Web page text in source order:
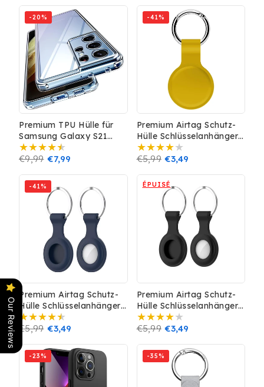
-20%
Premium TPU Hülle für
Samsung Galaxy S21
Ultra Silikon Transparent
Case Tasche
Prix
habituel
€9,99 Prix
promotionnel
€7,99
-41%
Premium Airtag Schutz-
Hülle Schlüsselanhänger
TPU Silikon Case Cover
GPS Tracker Gelb
Prix
habituel
€5,99 Prix
promotionnel
€3,49
-41%
Premium Airtag Schutz-
Hülle Schlüsselanhänger
TPU Silikon Case Cover
GPS Tracker Navy
Prix
€5,99 Prix
€3,49
ÉPUISÉ
Premium Airtag Schutz-
Hülle Schlüsselanhänger
TPU Silikon Case Cover
GPS Tracker Schwarz
Prix
€5,99 Prix
€3,49
-23% -35%
Our Reviews